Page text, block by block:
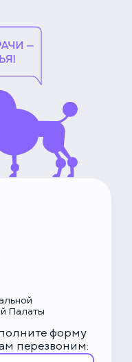
Палаты
форму
перезвоним: